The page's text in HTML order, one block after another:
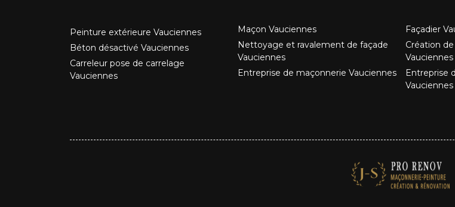
Peinture extérieure Vauciennes
Béton désactivé Vauciennes
Carreleur pose de carrelage
Vauciennes
Maçon Vauciennes
Nettoyage et ravalement de façade
Vauciennes
Entreprise de maçonnerie Vauciennes
Façadier
Création
Vauciennes
Entreprise
Vauciennes